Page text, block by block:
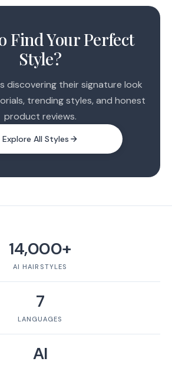
Find Your Perfect
Style?
discovering their signature look
trending styles, and honest
product reviews.
Explore All Styles
14,000+
AI HAIRSTYLES
7
LANGUAGES
AI